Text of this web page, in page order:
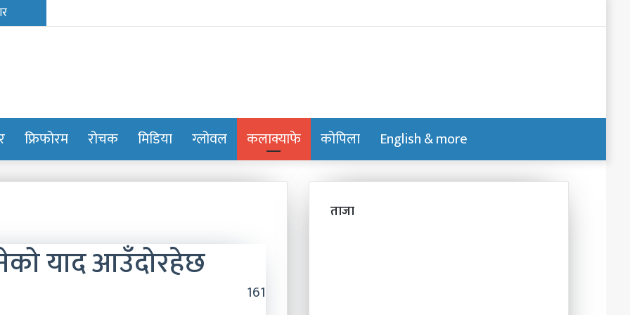
फ्रिफोरम रोचक मिडिया ग्लोवल कलाक्याफे कोपिला English & more
for
skin
याद आउँदोरहेछ
161
ताजा